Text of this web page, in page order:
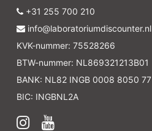
+31 255 700 210
info@laboratoriumdiscounter.nl
KVK-nummer: 75528266
BTW-nummer: NL869321213B01
BANK: NL82 INGB 0008 8050 77
BIC: INGBNL2A